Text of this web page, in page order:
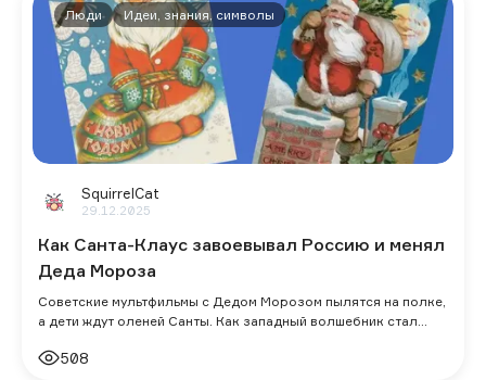
Люди Идеи, знания, символы
SquirrelCat
29.12.2025
Как Санта-Клаус завоевывал Россию и менял
Деда Мороза
Советские мультфильмы с Дедом Морозом пылятся на полке,
а дети ждут оленей Санты. Как западный волшебник стал
508